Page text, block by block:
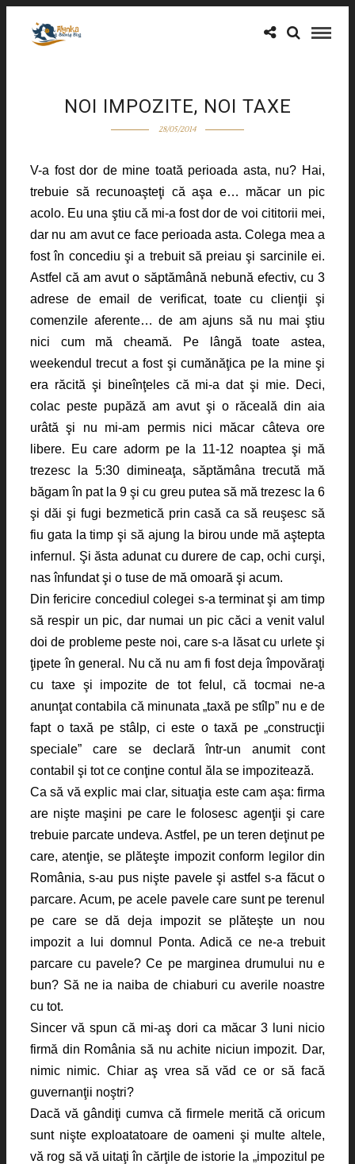
NOI IMPOZITE, NOI TAXE
28/05/2014
V-a fost dor de mine toată perioada asta, nu? Hai,
trebuie să recunoaşteţi că aşa e… măcar un pic
acolo. Eu una ştiu că mi-a fost dor de voi cititorii mei,
dar nu am avut ce face perioada asta. Colega mea a
fost în concediu şi a trebuit să preiau şi sarcinile ei.
Astfel că am avut o săptămână nebună efectiv, cu 3
adrese de email de verificat, toate cu clienţii şi
comenzile aferente… de am ajuns să nu mai ştiu
nici cum mă cheamă. Pe lângă toate astea,
weekendul trecut a fost şi cumănăţica pe la mine şi
era răcită şi bineînţeles că mi-a dat şi mie. Deci,
colac peste pupăză am avut şi o răceală din aia
urâtă şi nu mi-am permis nici măcar câteva ore
libere. Eu care adorm pe la 11-12 noaptea şi mă
trezesc la 5:30 dimineaţa, săptămâna trecută mă
băgam în pat la 9 şi cu greu putea să mă trezesc la 6
şi dăi şi fugi bezmetică prin casă ca să reuşesc să
fiu gata la timp şi să ajung la birou unde mă aştepta
infernul. Şi ăsta adunat cu durere de cap, ochi curşi,
nas înfundat şi o tuse de mă omoară şi acum.
Din fericire concediul colegei s-a terminat şi am timp
să respir un pic, dar numai un pic căci a venit valul
doi de probleme peste noi, care s-a lăsat cu urlete şi
ţipete în general. Nu că nu am fi fost deja împovăraţi
cu taxe şi impozite de tot felul, că tocmai ne-a
anunţat contabila că minunata „taxă pe stîlp” nu e de
fapt o taxă pe stâlp, ci este o taxă pe „construcţii
speciale” care se declară într-un anumit cont
contabil şi tot ce conţine contul ăla se impozitează.
Ca să vă explic mai clar, situaţia este cam aşa: firma
are nişte maşini pe care le folosesc agenţii şi care
trebuie parcate undeva. Astfel, pe un teren deţinut pe
care, atenţie, se plăteşte impozit conform legilor din
România, s-au pus nişte pavele şi astfel s-a făcut o
parcare. Acum, pe acele pavele care sunt pe terenul
pe care se dă deja impozit se plăteşte un nou
impozit a lui domnul Ponta. Adică ce ne-a trebuit
parcare cu pavele? Ce pe marginea drumului nu e
bun? Să ne ia naiba de chiaburi cu averile noastre
cu tot.
Sincer vă spun că mi-aş dori ca măcar 3 luni nicio
firmă din România să nu achite niciun impozit. Dar,
nimic nimic. Chiar aş vrea să văd ce or să facă
guvernanţii noştri?
Dacă vă gândiţi cumva că firmele merită că oricum
sunt nişte exploatatoare de oameni şi multe altele,
vă rog să vă uitaţi în cărţile de istorie la „impozitul pe